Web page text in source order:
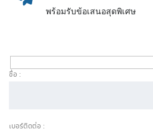
พร้อมรับข้อเสนอสุดพิเศษ
ชื่อ :
เบอร์ติดต่อ :